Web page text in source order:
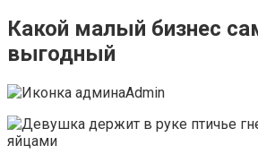
Какой малый бизнес
выгодный
Admin